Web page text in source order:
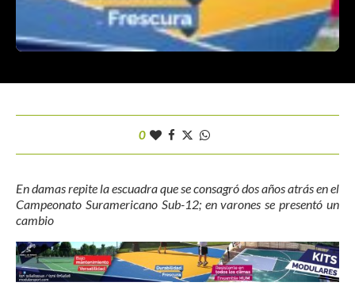
0
En damas repite la escuadra que se consagró dos años atrás en el
Campeonato Suramericano Sub-12; en varones se presentó un
cambio